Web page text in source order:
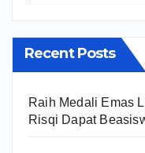
Recent Posts
Raih Medali Emas
Risqi Dapat